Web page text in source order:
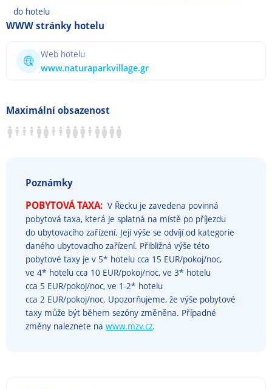
do hotelu
WWW stránky hotelu
Web hotelu
www.naturaparkvillage.gr
Maximální obsazenost
Poznámky
POBYTOVÁ TAXA: V Řecku je zavedena povinná
pobytová taxa, která je splatná na místě po příjezdu
do ubytovacího zařízení. Její výše se odvíjí od kategorie
daného ubytovacího zařízení. Přibližná výše této
pobytové taxy je v 5* hotelu cca 15 EUR/pokoj/noc,
ve 4* hotelu cca 10 EUR/pokoj/noc, ve 3* hotelu
cca 5 EUR/pokoj/noc, ve 1-2* hotelu
cca 2 EUR/pokoj/noc. Upozorňujeme, že výše pobytové
taxy může být během sezóny změněna. Případné
změny naleznete na www.mzv.cz.